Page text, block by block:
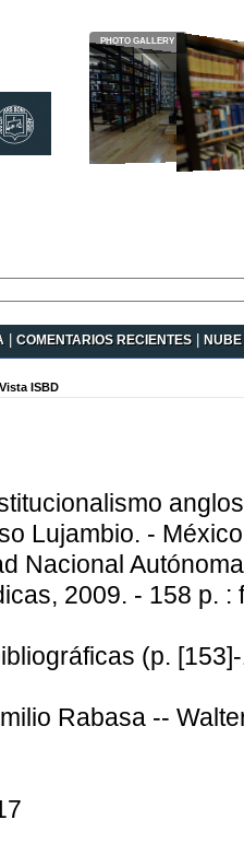
|COMENTARIOS RECIENTES |NUBE
Vista ISBD
Lujambio. -
Nacional
2009. - 158 p. :
(p.
Rabasa --